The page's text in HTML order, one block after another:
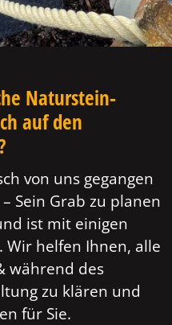
Naturstein-
auf den
von uns gegangen
Sein Grab zu planen
ist mit einigen
helfen Ihnen, alle
während des
zu klären und
für Sie.